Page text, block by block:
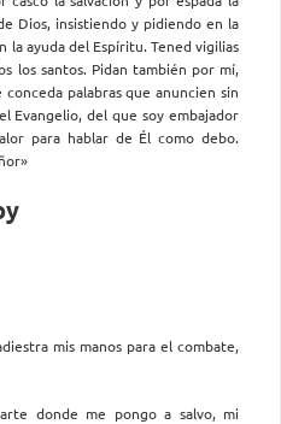
Dios, insistiendo y pidiendo en la
la ayuda del Espíritu. Tened vigilias
los santos. Pidan también por mí,
palabras que anuncien sin
Evangelio, del que soy embajador
para hablar de Él como debo.
mis manos para el combate,
donde me pongo a salvo, mi